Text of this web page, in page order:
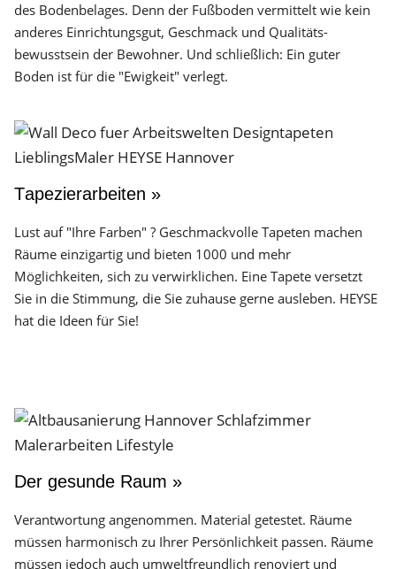
des Boden­belages. Denn der Fuß­boden vermittelt wie kein
anderes Einrichtungs­gut, Geschmack und Qualitäts­
bewusstsein der Bewohner. Und schließlich: Ein guter
Boden ist für die "Ewigkeit" verlegt.
Tapezierarbeiten »
Lust auf "Ihre Farben" ? Geschmackvolle Tapeten machen
Räume einzigartig und bieten 1000 und mehr
Möglichkeiten, sich zu verwirklichen. Eine Tapete versetzt
Sie in die Stimmung, die Sie zuhause gerne ausleben. HEYSE
hat die Ideen für Sie!
Der gesunde Raum »
Verantwortung angenommen. Material getestet. Räume
müssen harmonisch zu Ihrer Persönlichkeit passen. Räume
müssen jedoch auch umweltfreundlich renoviert und